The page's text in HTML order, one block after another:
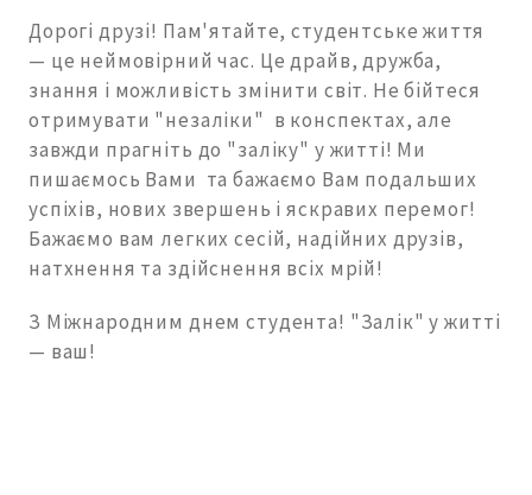
Дорогі друзі! Пам'ятайте, студентське життя
— це неймовірний час. Це драйв, дружба,
знання і можливість змінити світ. Не бійтеся
отримувати "незаліки" в конспектах, але
завжди прагніть до "заліку" у житті! Ми
пишаємось Вами та бажаємо Вам подальших
успіхів, нових звершень і яскравих перемог!
Бажаємо вам легких сесій, надійних друзів,
натхнення та здійснення всіх мрій!
З Міжнародним днем студента! "Залік" у житті
— ваш!